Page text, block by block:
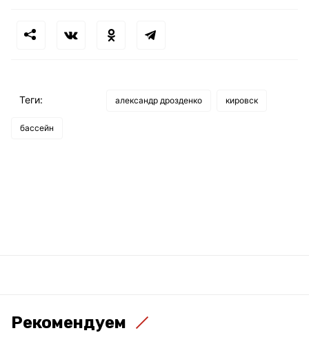
Теги: александр дрозденко кировск
бассейн
Рекомендуем